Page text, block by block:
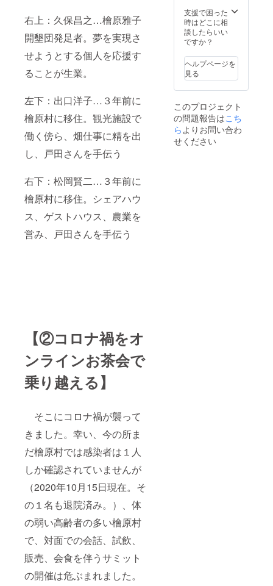
右上：久保昌之…檜原雅子
開墾団発足者。夢を実現さ
せようとする個人を応援す
ることが生業。
左下：出口洋子…３年前に
檜原村に移住。観光施設で
働く傍ら、畑仕事に精を出
し、戸田さんを手伝う
右下：松岡賢二…３年前に
檜原村に移住。シェアハウ
ス、ゲストハウス、農業を
営み、戸田さんを手伝う
【②コロナ禍をオ
ンラインお茶会で
乗り越える】
そこにコロナ禍が襲って
きました。幸い、今の所ま
だ檜原村では感染者は１人
しか確認されていませんが
（2020年10月15日現在。そ
の１名も退院済み。）、体
の弱い高齢者の多い檜原村
で、対面での会話、試飲、
販売、会食を伴うサミット
の開催は危ぶまれました。
めの方
は各自
ネット
ショッ
プなど
で予め
ご注
さい。
加生産者様の茶
葉をお求めの方
は各自ネット
ショップなどで
準備下さい。
支援で困った
時はどこに相
談したらいい
ですか？
ヘルプページを
見る
このプロジェクト
の問題報告はこち
ら よりお問い合わ
せください